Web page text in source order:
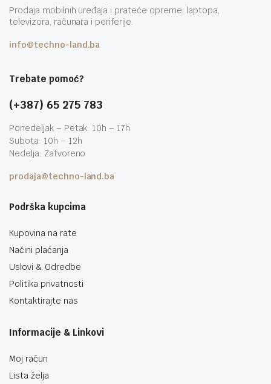
Prodaja mobilnih uređaja i prateće opreme, laptopa,
televizora, računara i periferije.
info@techno-land.ba
Trebate pomoć?
(+387) 65 275 783
Ponedeljak – Petak: 10h – 17h
Subota: 10h – 12h
Nedelja: Zatvoreno
prodaja@techno-land.ba
Podrška kupcima
Kupovina na rate
Načini plaćanja
Uslovi & Odredbe
Politika privatnosti
Kontaktirajte nas
Informacije & Linkovi
Moj račun
Lista želja